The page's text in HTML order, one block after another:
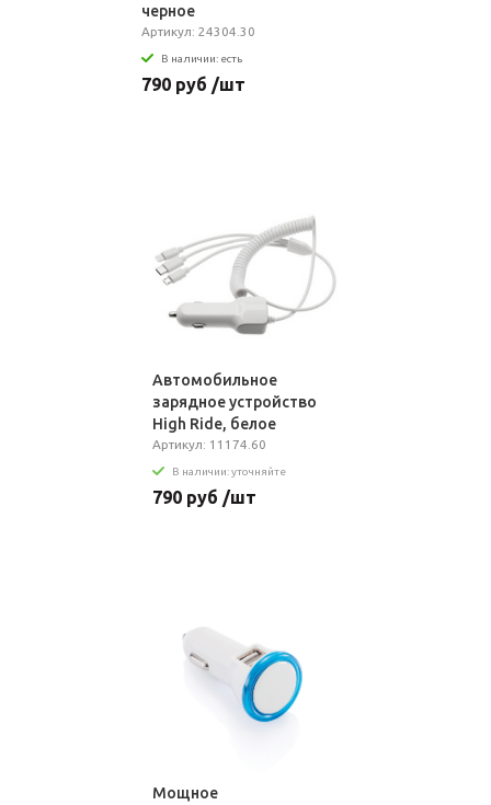
черное
Артикул: 24304.30
В наличии: есть
790 руб /шт
Автомобильное
зарядное устройство
High Ride, белое
Артикул: 11174.60
В наличии: уточняйте
790 руб /шт
Мощное